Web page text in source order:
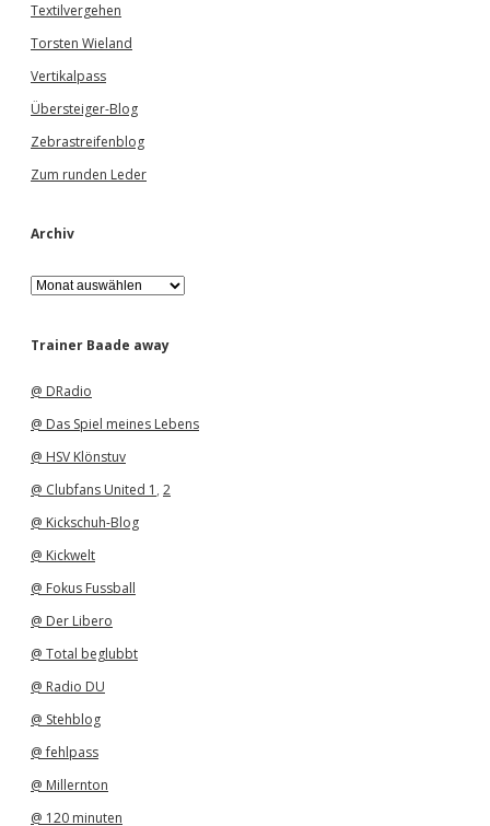
Textilvergehen
Torsten Wieland
Vertikalpass
Übersteiger-Blog
Zebrastreifenblog
Zum runden Leder
Archiv
A
r
h
Trainer Baade away
@ DRadio
@ Das Spiel meines Lebens
@ HSV Klönstuv
@ Clubfans United 1 , 2
@ Kickschuh-Blog
@ Kickwelt
@ Fokus Fussball
@ Der Libero
@ Total beglubbt
@ Radio DU
@ Stehblog
@ fehlpass
@ Millernton
@ 120 minuten